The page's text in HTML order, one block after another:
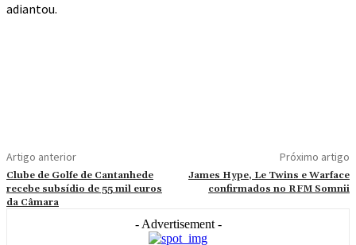
adiantou.
Artigo anterior
Clube de Golfe de Cantanhede
recebe subsídio de 55 mil euros
da Câmara
Próximo artigo
James Hype, Le Twins e Warface
confirmados no RFM Somnii
- Advertisement -